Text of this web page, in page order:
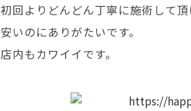
初回よりどんどん丁寧に施術して頂
安いのにありがたいです。
店内もカワイイです。